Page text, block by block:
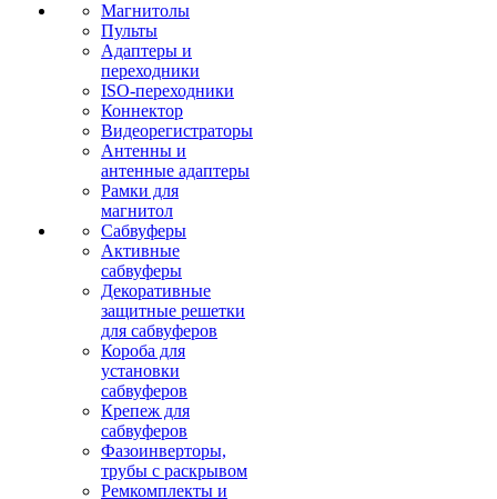
Магнитолы
Пульты
Адаптеры и
переходники
ISO-переходники
Коннектор
Видеорегистраторы
Антенны и
антенные адаптеры
Рамки для
магнитол
Сабвуферы
Активные
сабвуферы
Декоративные
защитные решетки
для сабвуферов
Короба для
установки
сабвуферов
Крепеж для
сабвуферов
Фазоинверторы,
трубы с раскрывом
Ремкомплекты и